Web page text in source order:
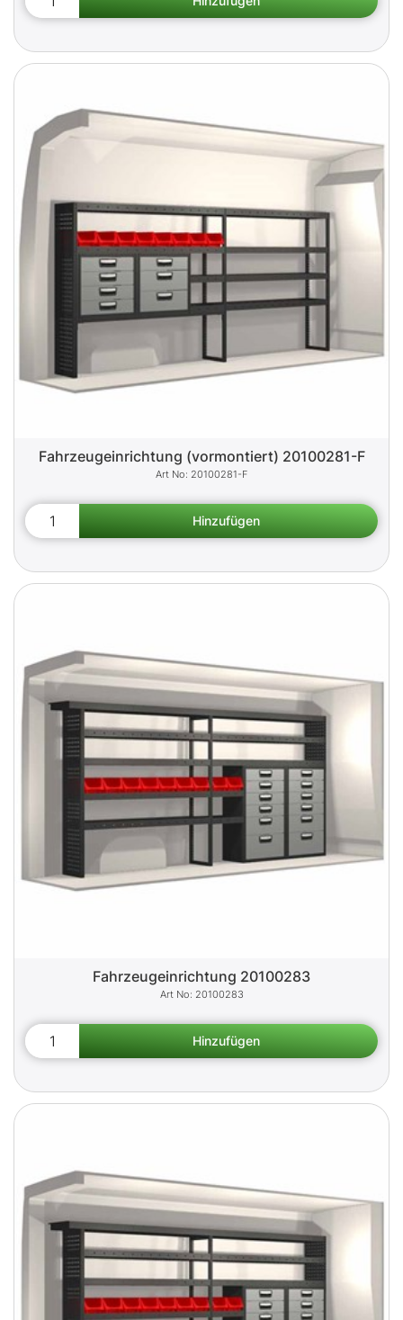
Fahrzeugeinrichtung (vormontiert) 20100281-F
20100281-F
Fahrzeugeinrichtung 20100283
20100283